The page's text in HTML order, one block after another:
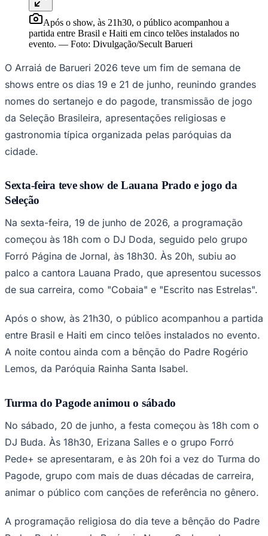
Goiás
partida entre Brasil e Haiti em cinco telões instalados no
O Arraiá de Barueri 2026 teve um fim de semana de
shows entre os dias 19 e 21 de junho, reunindo grandes
nomes do sertanejo e do pagode, transmissão de jogo
da Seleção Brasileira, apresentações religiosas e
Sexta-feira teve show de Lauana Prado e jogo da
Seleção
Na sexta-feira, 19 de junho de 2026, a programação
começou às 18h com o DJ Doda, seguido pelo grupo
Forró Página de Jornal, às 18h30. Às 20h, subiu ao